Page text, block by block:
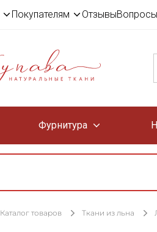
Покупателям Отзывы
Фурнитура
Каталог товаров Ткани из льна